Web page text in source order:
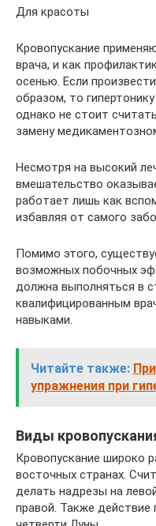
Для красоты
Кровопускание
врача, и как
осенью. Если
образом, то
однако не стоит
замену
Несмотря на высокий
вмешательство
работает лишь как
избавляя от самого
Помимо этого,
возможных побочных
должна выполняться в
квалифицированным
навыками.
Читайте также:
упражнения при
Виды
Кровопускание широко
восточных странах.
делать надрезы на
правой. Также действие